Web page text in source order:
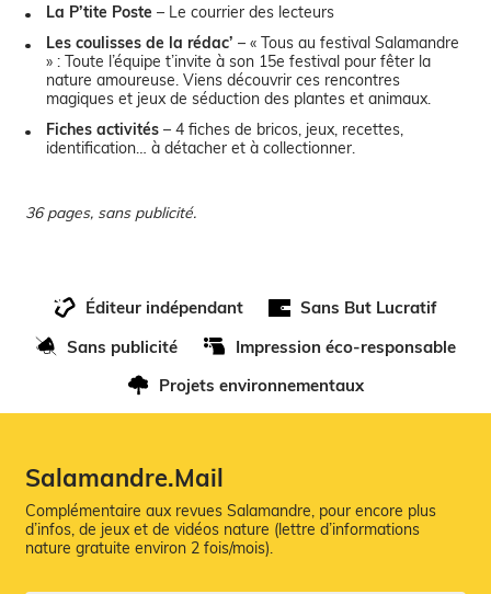
La P’tite Poste – Le courrier des lecteurs
Les coulisses de la rédac’ – « Tous au festival Salamandre
» : Toute l’équipe t’invite à son 15e festival pour fêter la
nature amoureuse. Viens découvrir ces rencontres
magiques et jeux de séduction des plantes et animaux.
Fiches activités – 4 fiches de bricos, jeux, recettes,
identification… à détacher et à collectionner.
36 pages, sans publicité.
Éditeur indépendant
Sans But Lucratif
Sans publicité
Impression éco-responsable
Projets environnementaux
Salamandre.Mail
Complémentaire aux revues Salamandre, pour encore plus
d’infos, de jeux et de vidéos nature (lettre d’informations
nature gratuite environ 2 fois/mois).